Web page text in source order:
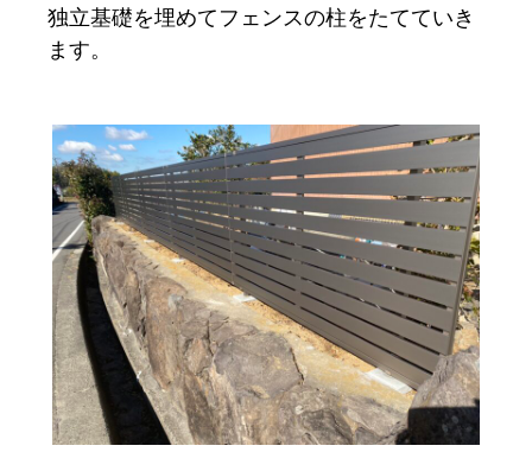
独立基礎を埋めてフェンスの柱をたてていき
ます。